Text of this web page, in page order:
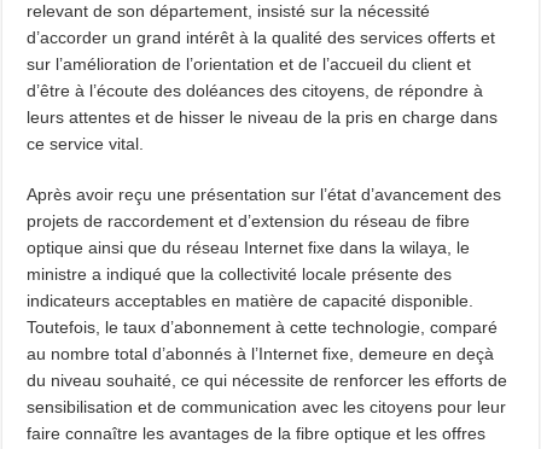
relevant de son département, insisté sur la nécessité
d’accorder un grand intérêt à la qualité des services offerts et
sur l’amélioration de l’orientation et de l’accueil du client et
d’être à l’écoute des doléances des citoyens, de répondre à
leurs attentes et de hisser le niveau de la pris en charge dans
ce service vital.
Après avoir reçu une présentation sur l’état d’avancement des
projets de raccordement et d’extension du réseau de fibre
optique ainsi que du réseau Internet fixe dans la wilaya, le
ministre a indiqué que la collectivité locale présente des
indicateurs acceptables en matière de capacité disponible.
Toutefois, le taux d’abonnement à cette technologie, comparé
au nombre total d’abonnés à l’Internet fixe, demeure en deçà
du niveau souhaité, ce qui nécessite de renforcer les efforts de
sensibilisation et de communication avec les citoyens pour leur
faire connaître les avantages de la fibre optique et les offres